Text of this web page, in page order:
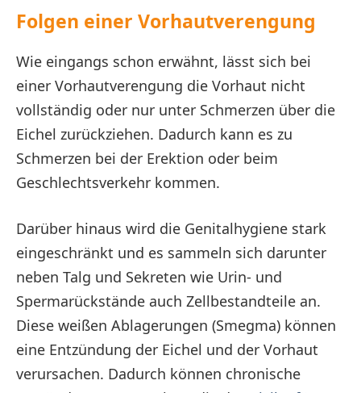
Folgen einer Vorhautverengung
Wie eingangs schon erwähnt, lässt sich bei
einer Vorhautverengung die Vorhaut nicht
vollständig oder nur unter Schmerzen über die
Eichel zurückziehen. Dadurch kann es zu
Schmerzen bei der Erektion oder beim
Geschlechtsverkehr kommen.
Darüber hinaus wird die Genitalhygiene stark
eingeschränkt und es sammeln sich darunter
neben Talg und Sekreten wie Urin- und
Spermarückstände auch Zellbestandteile an.
Diese weißen Ablagerungen (Smegma) können
eine Entzündung der Eichel und der Vorhaut
verursachen. Dadurch können chronische